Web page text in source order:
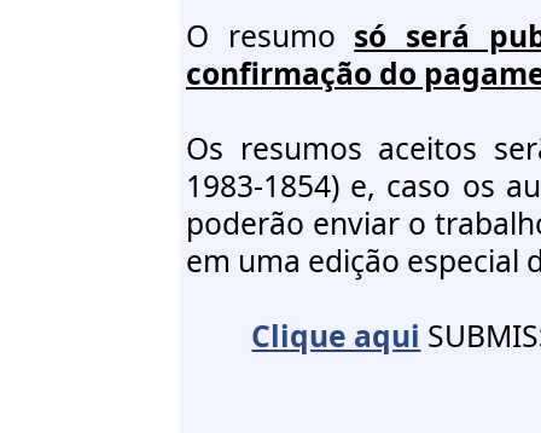
O resumo só será
confirmação do
Os resumos aceitos
1983-1854) e, caso os
poderão enviar o
em uma edição especial
Clique aqui